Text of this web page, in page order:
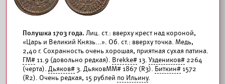
Полушка 1703 года. Лиц. ст.: вверху крест над короной,
«Царь и Великий Князь...». Об. ст.: вверху точка. Медь,
2,40 г. Сохранность очень хорошая, приятная сухая патина.
ГМ# 11.9 (довольно редкая). Brekke# 13. Уздеников# 2264
(черта). Дьяков#3. ДьяковММ# 1867 (R3). Биткин# 1572
(R2). Очень редкая, 15 рублей по Ильину.